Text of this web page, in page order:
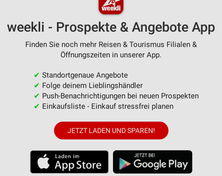
weekli - Prospekte & Angebote App
Finden Sie noch mehr Reisen & Tourismus Filialen &
Öffnungszeiten in unserer App.
✔ Standortgenaue Angebote
✔ Folge deinem Lieblingshändler
✔ Push-Benachrichtigungen bei neuen Prospekten
✔ Einkaufsliste - Einkauf stressfrei planen
JETZT LADEN UND SPAREN!